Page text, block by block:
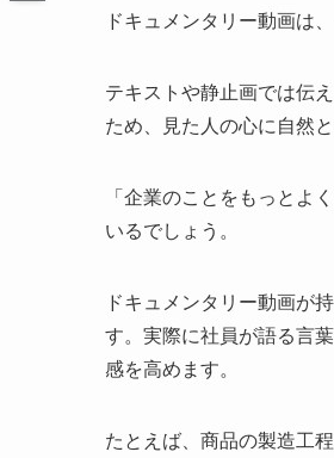
ドキュメンタリー動画は
テキストや静止画では伝
ため、見た人の心に自然と
「企業のことをもっとよ
いるでしょう。
ドキュメンタリー動画が
す。実際に社員が語る言
感を高めます。
たとえば、商品の製造工